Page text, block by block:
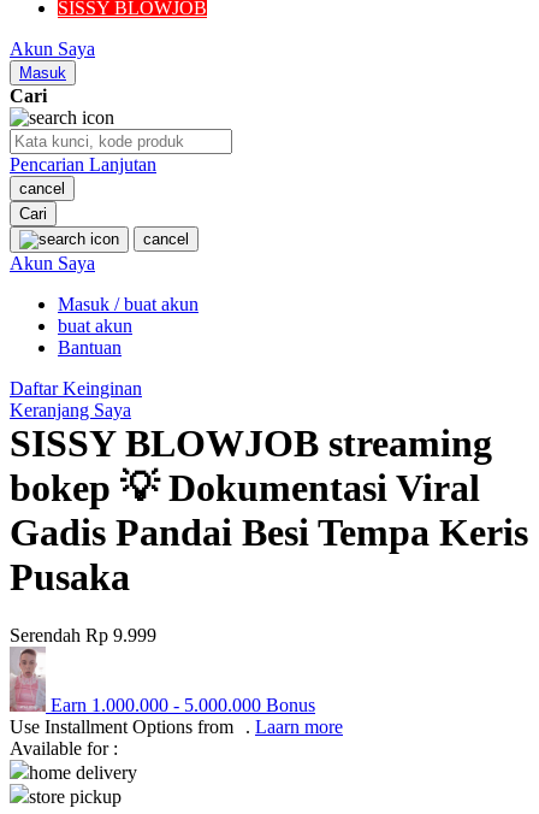
Oh Ma Grain
P
Peachy
Phil & Ted's
Philips Avent
Pigeon
Playgro
Ponycycle
Puma
Pureats
QV Baby
R
SISSY BLOWJOB
Akun Saya
Masuk
Cari
Pencarian Lanjutan
cancel
Cari
cancel
Akun Saya
Masuk / buat akun
buat akun
Bantuan
Daftar Keinginan
Keranjang Saya
SISSY BLOWJOB streaming
bokep 💡 Dokumentasi Viral
Gadis Pandai Besi Tempa Keris
Pusaka
Serendah Rp 9.999
Earn 1.000.000 - 5.000.000 Bonus
Use Installment Options from
. Laarn more
Available for :
home delivery
store pickup